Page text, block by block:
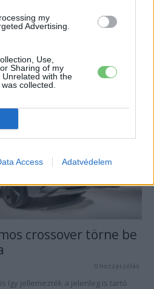
my
Advertising.
Use,
Sharing of my
with the
collected.
Access Adatvédelem
be.
crossover) és az SF7 (teljes értékű
crossover törne be
0 hozzászólás
így jellemezték a jelenleg is tartó